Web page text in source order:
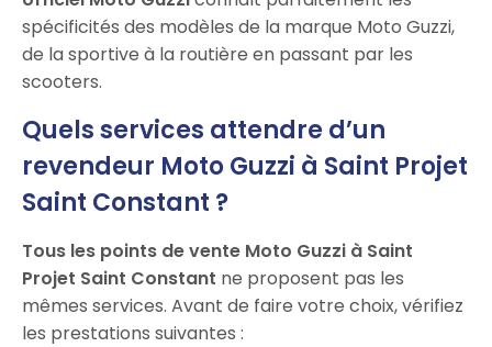
spécificités des modèles de la marque Moto Guzzi,
de la sportive à la routière en passant par les
scooters.
Quels services attendre d’un
revendeur Moto Guzzi à Saint Projet
Saint Constant ?
Tous les points de vente Moto Guzzi à Saint
Projet Saint Constant ne proposent pas les
mêmes services. Avant de faire votre choix, vérifiez
les prestations suivantes :